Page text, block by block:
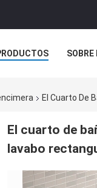
SOBRE
El Cuarto De
El cuarto de
lavabo